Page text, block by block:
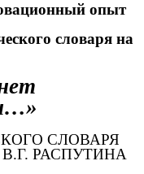
опыт
словаря на
СЛОВАРЯ